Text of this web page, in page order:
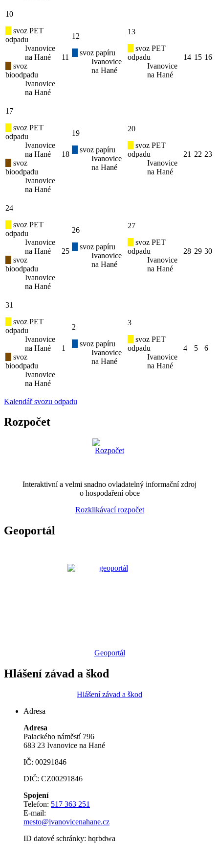
10
svoz PET
odpadu
Ivanovice
na Hané
svoz
bioodpadu
Ivanovice
na Hané
11
12
svoz papíru
Ivanovice
na Hané
13
svoz PET
odpadu
Ivanovice
na Hané
14 15 16
17
svoz PET
odpadu
Ivanovice
na Hané
svoz
bioodpadu
Ivanovice
na Hané
18
19
svoz papíru
Ivanovice
na Hané
20
svoz PET
odpadu
Ivanovice
na Hané
21 22 23
24
svoz PET
odpadu
Ivanovice
na Hané
svoz
bioodpadu
Ivanovice
na Hané
25
26
svoz papíru
Ivanovice
na Hané
27
svoz PET
odpadu
Ivanovice
na Hané
28 29 30
31
svoz PET
odpadu
Ivanovice
na Hané
svoz
bioodpadu
Ivanovice
na Hané
1
2
svoz papíru
Ivanovice
na Hané
3
svoz PET
odpadu
Ivanovice
na Hané
4 5 6
Kalendář svozu odpadu
Rozpočet
Interaktivní a velmi snadno ovladatelný informační zdroj
o hospodaření obce
Rozklikávací rozpočet
Geoportál
Geoportál
Hlášení závad a škod
Hlášení závad a škod
Adresa
Adresa
Palackého náměstí 796
683 23 Ivanovice na Hané
IČ: 00291846
DIČ: CZ00291846
Spojení
Telefon: 517 363 251
E-mail:
mesto@ivanovicenahane.cz
ID datové schránky: hqrbdwa